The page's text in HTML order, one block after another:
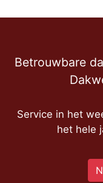
Betrouwbare
Service in het
het hele